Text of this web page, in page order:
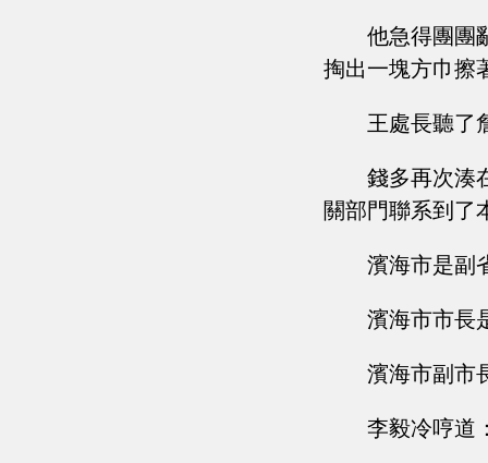
他急得團團
掏出一塊方巾擦
王處長聽了
錢多再次湊
關部門聯系到了
濱海市是副
濱海市市長
濱海市副市
李毅冷哼道